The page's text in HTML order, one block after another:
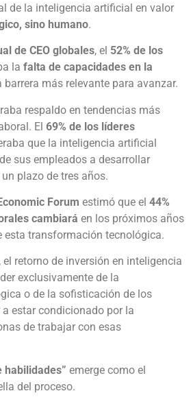
de la inteligencia artificial en valor
sino humano.
de CEO globales, el 52% de los
la falta de capacidades en la
barrera más relevante para avanzar.
respaldo en tendencias más
El 69% de los líderes
que la inteligencia artificial
sus empleados a desarrollar
plazo de tres años.
Forum estimó que el 44%
cambiará en los próximos años
esta transformación tecnológica.
retorno de inversión en inteligencia
exclusivamente de la
o de la sofisticación de los
estar condicionado por la
de trabajar con esas
habilidades” emerge como el
del proceso.